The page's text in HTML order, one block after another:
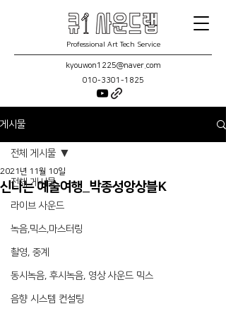
Professional Art Tech Service
kyouwon1225@naver.com
010-3301-1825
게시물
전체 게시물
라이브 사운드
녹음,믹스,마스터링
촬영, 중계
동시녹음, 후시녹음, 영상 사운드 믹스
음향 시스템 컨설팅
전체 게시물
신나는 예술여행_박종성앙상블K
2021년 11월 10일